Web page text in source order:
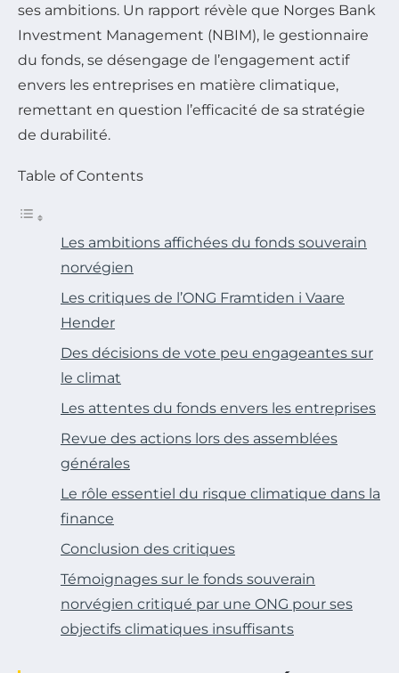
ses ambitions. Un rapport révèle que Norges Bank
Investment Management (NBIM), le gestionnaire
du fonds, se désengage de l’engagement actif
envers les entreprises en matière climatique,
remettant en question l’efficacité de sa stratégie
de durabilité.
Table of Contents
Les ambitions affichées du fonds souverain
norvégien
Les critiques de l’ONG Framtiden i Vaare
Hender
Des décisions de vote peu engageantes sur
le climat
Les attentes du fonds envers les entreprises
Revue des actions lors des assemblées
générales
Le rôle essentiel du risque climatique dans la
finance
Conclusion des critiques
Témoignages sur le fonds souverain
norvégien critiqué par une ONG pour ses
objectifs climatiques insuffisants